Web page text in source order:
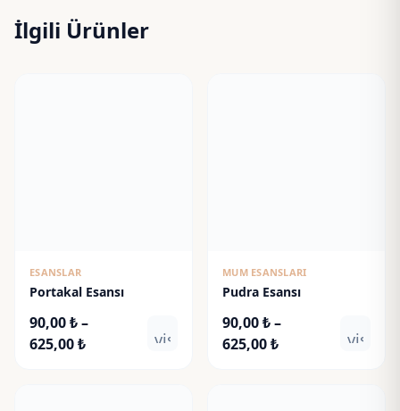
İlgili Ürünler
ESANSLAR
Portakal Esansı
90,00₺–
625,00₺Fiyat
visibility
MUM ESANSLARI
Pudra Esansı
90,00₺–
625,00₺Fiyat